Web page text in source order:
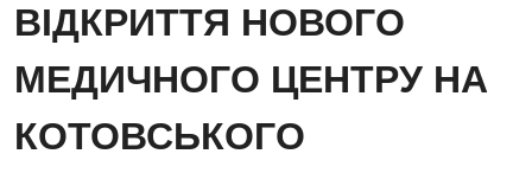
ВІДКРИТТЯ НОВОГО
МЕДИЧНОГО ЦЕНТРУ НА
КОТОВСЬКОГО